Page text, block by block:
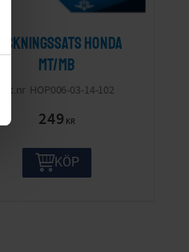
Packningssats Honda
MT/MB
HOP006-03-14-102
249 KR
KÖP